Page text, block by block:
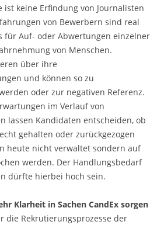
ist keine Erfindung von Journalisten
von Bewerbern sind real
für Auf- oder Abwertungen einzelner
von Menschen.
über ihre
und können so zu
oder zur negativen Referenz.
im Verlauf von
lassen Kandidaten entscheiden, ob
gehalten oder zurückgezogen
heute nicht verwaltet sondern auf
werden. Der Handlungsbedarf
dürfte hierbei hoch sein.
Klarheit in Sachen CandEx sorgen
die Rekrutierungsprozesse der